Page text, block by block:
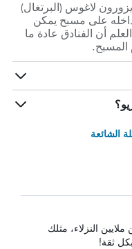
لاغوس (البرتغال)
على مسبح يمكن
أن الفنادق عادة ما
المسبح.
الشائعة
النزلاء، مثلك
ثقة!